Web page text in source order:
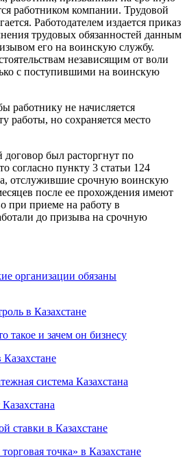
работником компании. Трудовой
Работодателем издается приказ
трудовых обязанностей данным
его на воинскую службу.
независящим от воли
с поступившими на воинскую
работнику не начисляется
работы, но сохраняется место
был расторгнут по
согласно пункту 3 статьи 124
отслужившие срочную воинскую
после ее прохождения имеют
при приеме на работу в
до призыва на срочную
организации обязаны
в Казахстане
такое и зачем он бизнесу
система Казахстана
ставки в Казахстане
точка» в Казахстане